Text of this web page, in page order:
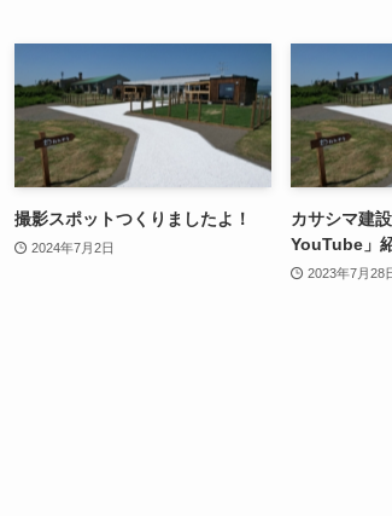
撮影スポットつくりましたよ！
2024年7月2日
カサシマ建
YouTube」
2023年7月28